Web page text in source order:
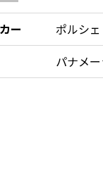
ー
ポルシェ
パナメ